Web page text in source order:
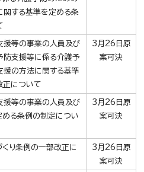
する基準を定める条
援等の事業の人員及び
防支援等に係る介護予
援の方法に関する基準
正について
3月26日原
案可決
援等の事業の人員及び
る条例の制定につい
3月26日原
案可決
り条例の一部改正に
3月26日原
案可決